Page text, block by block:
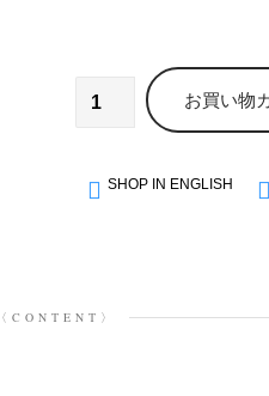
お買い物
SHOP IN ENGLISH
〈CONTENT〉